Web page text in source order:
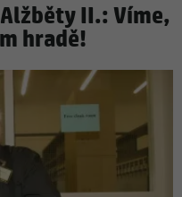
II.: Víme,
hradě!